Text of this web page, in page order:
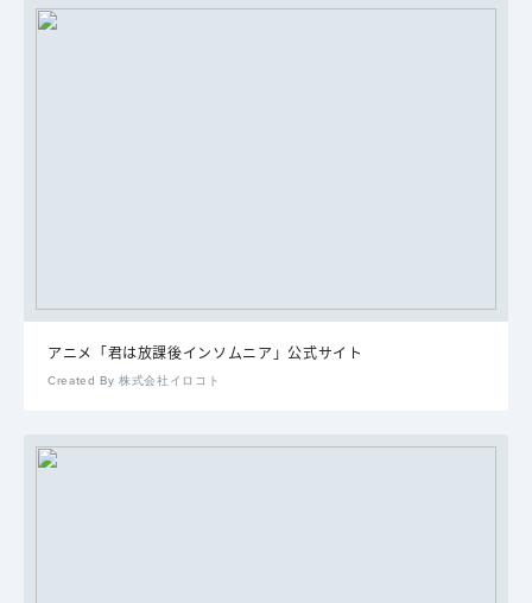
アニメ「君は放課後インソムニア」公式サイト
Created By 株式会社イロコト